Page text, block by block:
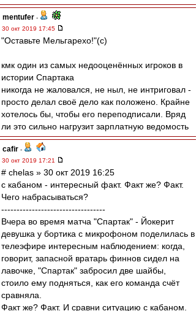
mentufer -
30 окт 2019 17:45
"Оставьте Мельгарехо!"(с)
кмк один из самых недооценённых игроков в
истории Спартака
никогда не жаловался, не ныл, не интриговал -
просто делал своё дело как положено. Крайне
хотелось бы, чтобы его переподписали. Вряд
ли это сильно нагрузит зарплатную ведомость
cafir -
30 окт 2019 17:21
# chelas » 30 окт 2019 16:25
с кабаном - интересный факт. Факт же? Факт.
Чего набрасываться?
----------------------------------
Вчера во время матча "Спартак" - Йокерит
девушка у бортика с микрофоном поделилась в
телеэфире интересным наблюдением: когда,
говорит, запасной вратарь финнов сидел на
лавочке, "Спартак" забросил две шайбы,
стоило ему подняться, как его команда счёт
сравняла.
Факт же? Факт. И сравни ситуацию с кабаном.